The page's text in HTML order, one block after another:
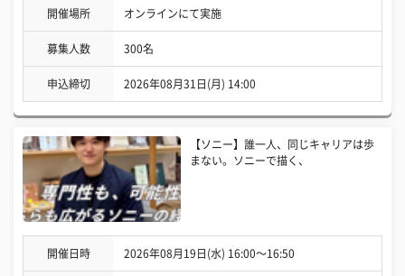
開催場所 オンラインにて実施
募集人数 300名
申込締切 2026年08月31日(月) 14:00
【ソニー】誰一人、同じキャリアは歩
まない。ソニーで描く、
開催日時 2026年08月19日(水) 16:00〜16:50